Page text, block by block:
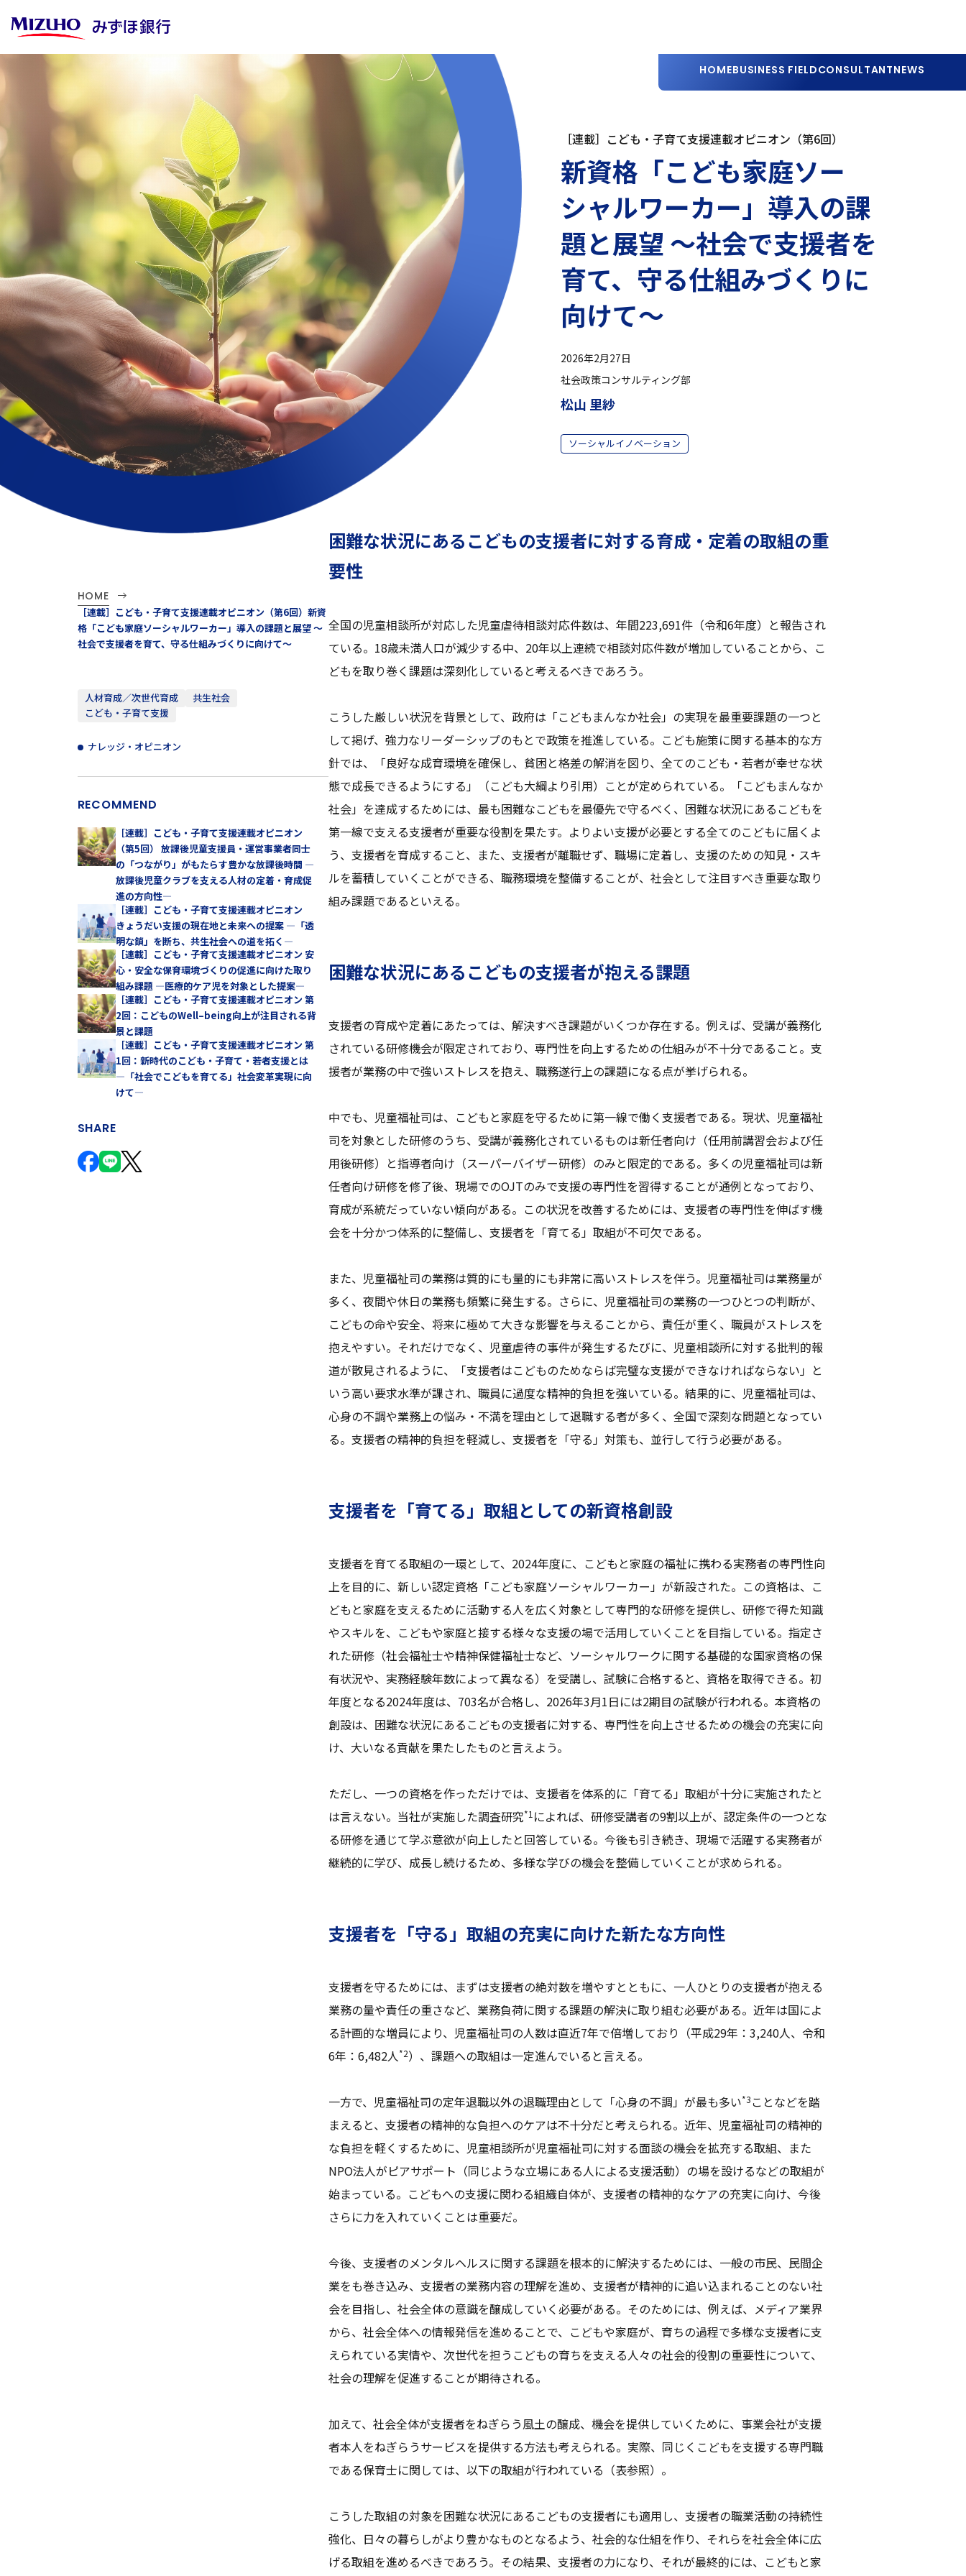
HOMEBUSINESS FIELDCONSULTANTNEWS
［連載］こども・子育て支援連載オピニオン（第6回）
新資格「こども家庭ソー
シャルワーカー」導入の課
題と展望 ～社会で支援者を
育て、守る仕組みづくりに
向けて～
2026年2月27日
社会政策コンサルティング部
松山 里紗
ソーシャルイノベーション
HOME
［連載］こども・子育て支援連載オピニオン（第6回）新資
格「こども家庭ソーシャルワーカー」導入の課題と展望 ～
社会で支援者を育て、守る仕組みづくりに向けて～
人材育成／次世代育成
共生社会
こども・子育て支援
ナレッジ・オピニオン
RECOMMEND
［連載］こども・子育て支援連載オピニオン
（第5回） 放課後児童支援員・運営事業者同士
の「つながり」がもたらす豊かな放課後時間 —
放課後児童クラブを支える人材の定着・育成促
進の方向性—
［連載］こども・子育て支援連載オピニオン
きょうだい支援の現在地と未来への提案 —「透
明な鎖」を断ち、共生社会への道を拓く—
［連載］こども・子育て支援連載オピニオン 安
心・安全な保育環境づくりの促進に向けた取り
組み課題 —医療的ケア児を対象とした提案—
［連載］こども・子育て支援連載オピニオン 第
2回：こどものWell–being向上が注目される背
景と課題
［連載］こども・子育て支援連載オピニオン 第
1回：新時代のこども・子育て・若者支援とは
—「社会でこどもを育てる」社会変革実現に向
けて—
SHARE
困難な状況にあるこどもの支援者に対する育成・定着の取組の重
要性
全国の児童相談所が対応した児童虐待相談対応件数は、年間223,691件（令和6年度）と報告され
ている。18歳未満人口が減少する中、20年以上連続で相談対応件数が増加していることから、こ
どもを取り巻く課題は深刻化していると考えるべきであろう。
こうした厳しい状況を背景として、政府は「こどもまんなか社会」の実現を最重要課題の一つと
して掲げ、強力なリーダーシップのもとで政策を推進している。こども施策に関する基本的な方
針では、「良好な成育環境を確保し、貧困と格差の解消を図り、全てのこども・若者が幸せな状
態で成長できるようにする」（こども大綱より引用）ことが定められている。「こどもまんなか
社会」を達成するためには、最も困難なこどもを最優先で守るべく、困難な状況にあるこどもを
第一線で支える支援者が重要な役割を果たす。よりよい支援が必要とする全てのこどもに届くよ
う、支援者を育成すること、また、支援者が離職せず、職場に定着し、支援のための知見・スキ
ルを蓄積していくことができる、職務環境を整備することが、社会として注目すべき重要な取り
組み課題であるといえる。
困難な状況にあるこどもの支援者が抱える課題
支援者の育成や定着にあたっては、解決すべき課題がいくつか存在する。例えば、受講が義務化
されている研修機会が限定されており、専門性を向上するための仕組みが不十分であること。支
援者が業務の中で強いストレスを抱え、職務遂行上の課題になる点が挙げられる。
中でも、児童福祉司は、こどもと家庭を守るために第一線で働く支援者である。現状、児童福祉
司を対象とした研修のうち、受講が義務化されているものは新任者向け（任用前講習会および任
用後研修）と指導者向け（スーパーバイザー研修）のみと限定的である。多くの児童福祉司は新
任者向け研修を修了後、現場でのOJTのみで支援の専門性を習得することが通例となっており、
育成が系統だっていない傾向がある。この状況を改善するためには、支援者の専門性を伸ばす機
会を十分かつ体系的に整備し、支援者を「育てる」取組が不可欠である。
また、児童福祉司の業務は質的にも量的にも非常に高いストレスを伴う。児童福祉司は業務量が
多く、夜間や休日の業務も頻繁に発生する。さらに、児童福祉司の業務の一つひとつの判断が、
こどもの命や安全、将来に極めて大きな影響を与えることから、責任が重く、職員がストレスを
抱えやすい。それだけでなく、児童虐待の事件が発生するたびに、児童相談所に対する批判的報
道が散見されるように、「支援者はこどものためならば完璧な支援ができなければならない」と
いう高い要求水準が課され、職員に過度な精神的負担を強いている。結果的に、児童福祉司は、
心身の不調や業務上の悩み・不満を理由として退職する者が多く、全国で深刻な問題となってい
る。支援者の精神的負担を軽減し、支援者を「守る」対策も、並行して行う必要がある。
支援者を「育てる」取組としての新資格創設
支援者を育てる取組の一環として、2024年度に、こどもと家庭の福祉に携わる実務者の専門性向
上を目的に、新しい認定資格「こども家庭ソーシャルワーカー」が新設された。この資格は、こ
どもと家庭を支えるために活動する人を広く対象として専門的な研修を提供し、研修で得た知識
やスキルを、こどもや家庭と接する様々な支援の場で活用していくことを目指している。指定さ
れた研修（社会福祉士や精神保健福祉士など、ソーシャルワークに関する基礎的な国家資格の保
有状況や、実務経験年数によって異なる）を受講し、試験に合格すると、資格を取得できる。初
年度となる2024年度は、703名が合格し、2026年3月1日には2期目の試験が行われる。本資格の
創設は、困難な状況にあるこどもの支援者に対する、専門性を向上させるための機会の充実に向
け、大いなる貢献を果たしたものと言えよう。
ただし、一つの資格を作っただけでは、支援者を体系的に「育てる」取組が十分に実施されたと
は言えない。当社が実施した調査研究*1 によれば、研修受講者の9割以上が、認定条件の一つとな
る研修を通じて学ぶ意欲が向上したと回答している。今後も引き続き、現場で活躍する実務者が
継続的に学び、成長し続けるため、多様な学びの機会を整備していくことが求められる。
支援者を「守る」取組の充実に向けた新たな方向性
支援者を守るためには、まずは支援者の絶対数を増やすとともに、一人ひとりの支援者が抱える
業務の量や責任の重さなど、業務負荷に関する課題の解決に取り組む必要がある。近年は国によ
る計画的な増員により、児童福祉司の人数は直近7年で倍増しており（平成29年：3,240人、令和
6年：6,482人*2）、課題への取組は一定進んでいると言える。
一方で、児童福祉司の定年退職以外の退職理由として「心身の不調」が最も多い*3ことなどを踏
まえると、支援者の精神的な負担へのケアは不十分だと考えられる。近年、児童福祉司の精神的
な負担を軽くするために、児童相談所が児童福祉司に対する面談の機会を拡充する取組、また
NPO法人がピアサポート（同じような立場にある人による支援活動）の場を設けるなどの取組が
始まっている。こどもへの支援に関わる組織自体が、支援者の精神的なケアの充実に向け、今後
さらに力を入れていくことは重要だ。
今後、支援者のメンタルヘルスに関する課題を根本的に解決するためには、一般の市民、民間企
業をも巻き込み、支援者の業務内容の理解を進め、支援者が精神的に追い込まれることのない社
会を目指し、社会全体の意識を醸成していく必要がある。そのためには、例えば、メディア業界
から、社会全体への情報発信を進めることで、こどもや家庭が、育ちの過程で多様な支援者に支
えられている実情や、次世代を担うこどもの育ちを支える人々の社会的役割の重要性について、
社会の理解を促進することが期待される。
加えて、社会全体が支援者をねぎらう風土の醸成、機会を提供していくために、事業会社が支援
者本人をねぎらうサービスを提供する方法も考えられる。実際、同じくこどもを支援する専門職
である保育士に関しては、以下の取組が行われている（表参照）。
こうした取組の対象を困難な状況にあるこどもの支援者にも適用し、支援者の職業活動の持続性
強化、日々の暮らしがより豊かなものとなるよう、社会的な仕組を作り、それらを社会全体に広
げる取組を進めるべきであろう。その結果、支援者の力になり、それが最終的には、こどもと家